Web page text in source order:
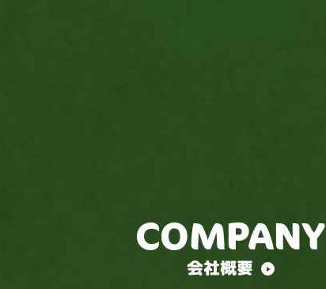
COMPANY
会社概要